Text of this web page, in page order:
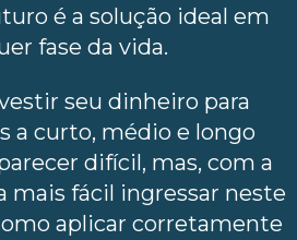
é a solução ideal em
fase da vida.
seu dinheiro para
a curto, médio e longo
difícil, mas, com a
mais fácil ingressar neste
aplicar corretamente